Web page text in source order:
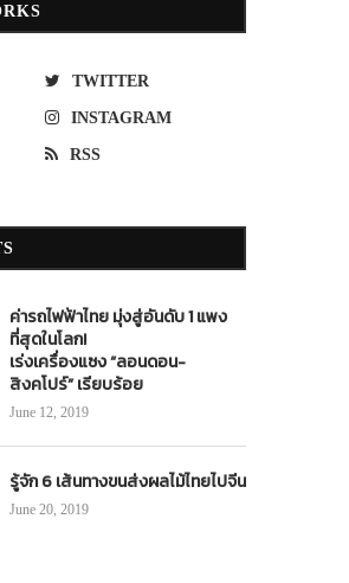
รชำระเงิน
นไทย
ทช.บำรุงถนนสาย ปท.3033 อ.หนอ
จ.ปทุมธานี แล้วเสร็จและเปิดใช้สัญ
TWITTER
INSTAGRAM
RSS
ค่ารถไฟฟ้าไทย มุ่งสู่อันดับ 1 แพง
ที่สุดในโลก!
เร่งเครื่องแซง “ลอนดอน-
สิงคโปร์” เรียบร้อย
June 12, 2019
รู้จัก 6 เส้นทางขนส่งผลไม้ไทยไปจีน
June 20, 2019